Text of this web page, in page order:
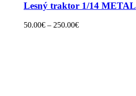
Lesný traktor 1/14 METAL
50.00€ – 250.00€